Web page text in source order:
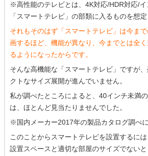
※高性能のテレビとは、4K対応/HDR対応/
「スマートテレビ」の部類に入るものを想定
それもそのはず「スマートテレビ」は今ま
画するほど、機能が異なり、今までとは全
るようになったからです。
そんな高機能な「スマートテレビ」ですが
クトなサイズ展開が進んでいません。
私が調べたところによると、40インチ未満の
は、ほとんど見当たりませんでした。
※国内メーカー2017年の製品カタログ調べに
このことからスマートテレビを設置するに
設置スペースと適切な部屋のサイズでない